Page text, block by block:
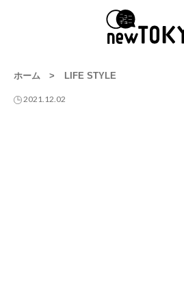
ホーム > LIFE STYLE
2021.12.02